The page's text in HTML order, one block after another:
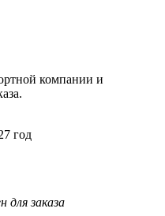
компании и
год
для заказа